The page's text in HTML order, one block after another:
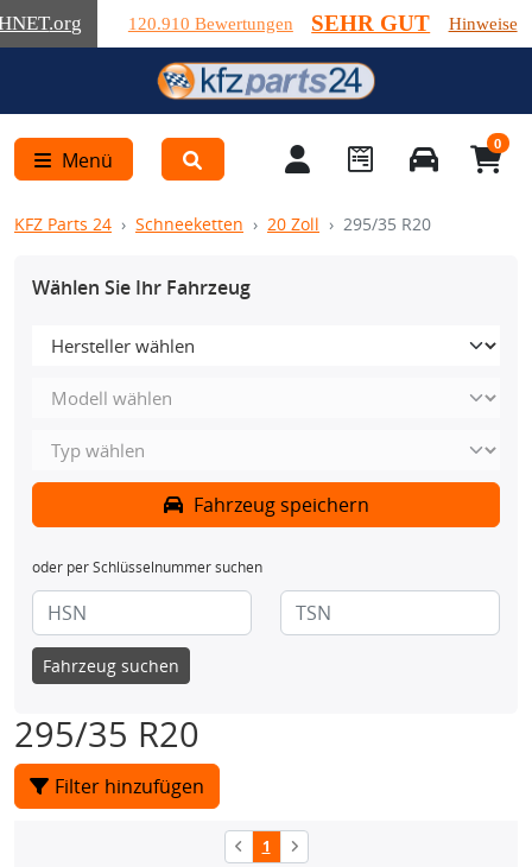
.org 120.910 Bewertungen SEHR GUT Hinweise
Menü
0
KFZ Parts 24 Schneeketten 20 Zoll 295/35 R20
Wählen Sie Ihr Fahrzeug
Fahrzeug speichern
oder per Schlüsselnummer suchen
Fahrzeug suchen
295/35 R20
Filter hinzufügen
1